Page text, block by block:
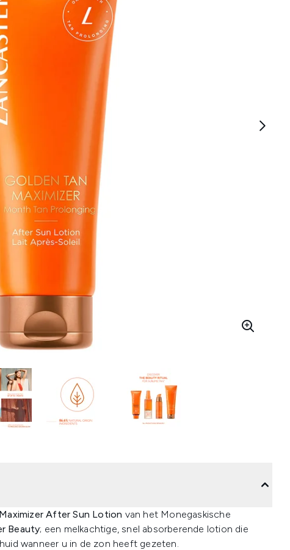
After Sun Lotion van het Monegaskische
Beauty; een melkachtige, snel absorberende lotion die
wanneer u in de zon heeft gezeten.